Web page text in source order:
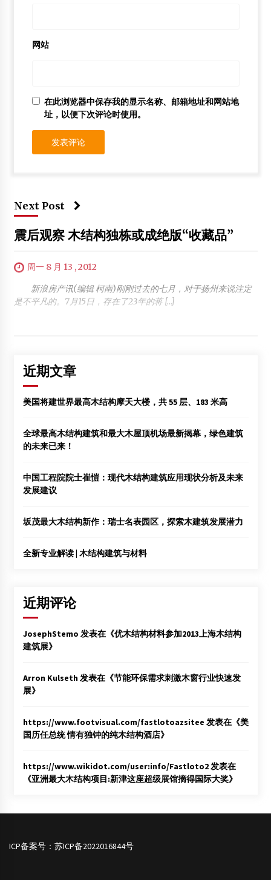
网站
在此浏览器中保存我的显示名称、邮箱地址和网站地
址，以便下次评论时使用。
Next Post
震后观察 木结构独栋或成绝版“收藏品”
周一 8 月 13 , 2012
新浪房产讯(编辑 柯南)刚刚过去的七月，对于扬州来说注定
是不平凡的。7月15日，存在了23年的蒋 […]
近期文章
美国将建世界最高木结构摩天大楼，共 55 层、183 米高
全球最高木结构建筑和最大木屋顶机场最新揭幕，绿色建筑
的未来已来！
中国工程院院士崔愷：现代木结构建筑应用现状分析及未来
发展建议
坂茂最大木结构新作：瑞士名表园区，探索木建筑发展潜力
全新专业解读 | 木结构建筑与材料
近期评论
JosephStemo 发表在《优木结构材料参加2013上海木结构
建筑展》
Arron Kulseth发表在《节能环保需求刺激木窗行业快速发
展》
https://www.footvisual.com/fastlotoazsitee 发表在《美
国历任总统 情有独钟的纯木结构酒店》
https://www.wikidot.com/user:info/Fastloto2发表在
《亚洲最大木结构项目:新津这座超级展馆摘得国际大奖》
ICP备案号： 苏ICP备2022016844号